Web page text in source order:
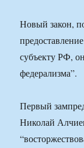
Новый закон,
субъекту РФ,
федерализма”.
Первый
Николай